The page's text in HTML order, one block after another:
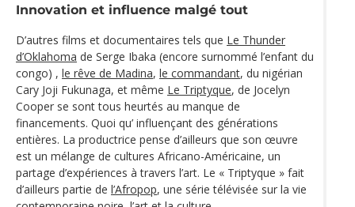
Innovation et influence malgé tout
D’autres films et documentaires tels que Le Thunder
d’Oklahoma de Serge Ibaka (encore surnommé l’enfant du
congo) , le rêve de Madina, le commandant, du nigérian
Cary Joji Fukunaga, et même Le Triptyque, de Jocelyn
Cooper se sont tous heurtés au manque de
financements. Quoi qu’ influençant des générations
entières. La productrice pense d’ailleurs que son œuvre
est un mélange de cultures Africano-Américaine, un
partage d’expériences à travers l’art. Le « Triptyque » fait
d’ailleurs partie de l’Afropop, une série télévisée sur la vie